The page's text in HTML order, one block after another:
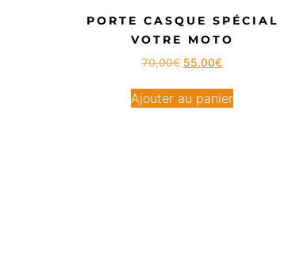
PORTE CASQUE SPÉCIAL
VOTRE MOTO
70,00€ 55,00€
Ajouter au panier